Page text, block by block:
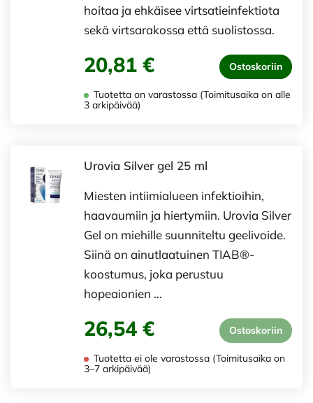
hoitaa ja ehkäisee virtsatieinfektiota
sekä virtsarakossa että suolistossa.
20,81 € Ostoskoriin
Tuotetta on varastossa (Toimitusaika on alle
3 arkipäivää)
Urovia Silver gel 25 ml
Miesten intiimialueen infektioihin,
haavaumiin ja hiertymiin. Urovia Silver
Gel on miehille suunniteltu geelivoide.
Siinä on ainutlaatuinen TIAB®-
koostumus, joka perustuu
hopeaionien …
26,54 € Ostoskoriin
Tuotetta ei ole varastossa (Toimitusaika on
3–7 arkipäivää)